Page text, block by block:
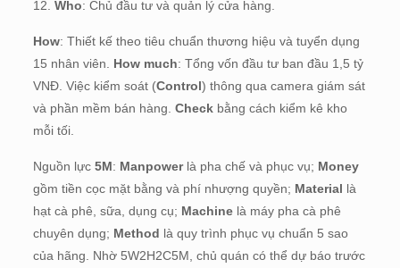
12. Who: Chủ đầu tư và quản lý cửa hàng.
How: Thiết kế theo tiêu chuẩn thương hiệu và tuyển dụng
15 nhân viên. How much: Tổng vốn đầu tư ban đầu 1,5 tỷ
VNĐ. Việc kiểm soát (Control) thông qua camera giám sát
và phần mềm bán hàng. Checkbằng cách kiểm kê kho
mỗi tối.
Nguồn lực 5M: Manpowerlà pha chế và phục vụ; Money
gồm tiền cọc mặt bằng và phí nhượng quyền; Material là
hạt cà phê, sữa, dụng cụ; Machinelà máy pha cà phê
chuyên dụng; Method là quy trình phục vụ chuẩn 5 sao
của hãng. Nhờ 5W2H2C5M, chủ quán có thể dự báo trước